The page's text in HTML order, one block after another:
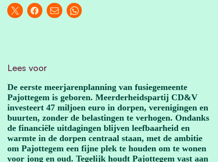
Lees voor
De eerste meerjarenplanning van fusiegemeente
Pajottegem is geboren. Meerderheidspartij CD&V
investeert 47 miljoen euro in dorpen, verenigingen en
buurten, zonder de belastingen te verhogen. Ondanks
de financiële uitdagingen blijven leefbaarheid en
warmte in de dorpen centraal staan, met de ambitie
om Pajottegem een fijne plek te houden om te wonen
voor jong en oud. Tegelijk houdt Pajottegem vast aan